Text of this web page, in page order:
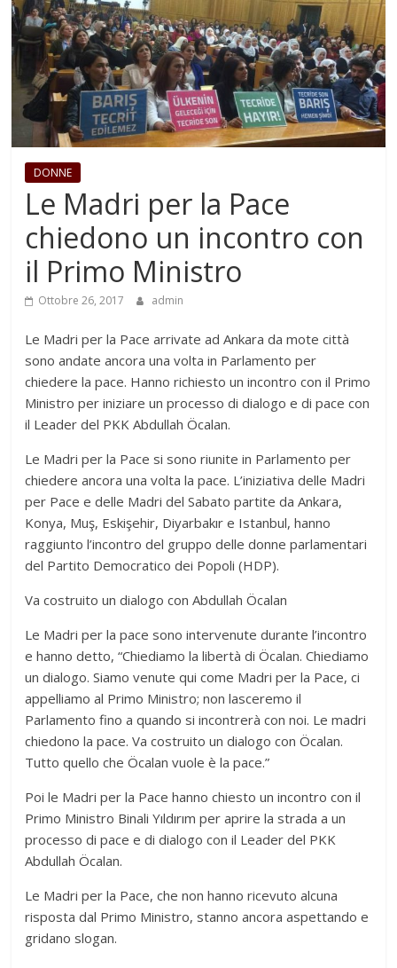
DONNE
Le Madri per la Pace
chiedono un incontro con
il Primo Ministro
Ottobre 26, 2017 admin
Le Madri per la Pace arrivate ad Ankara da mote città
sono andate ancora una volta in Parlamento per
chiedere la pace. Hanno richiesto un incontro con il Primo
Ministro per iniziare un processo di dialogo e di pace con
il Leader del PKK Abdullah Öcalan.
Le Madri per la Pace si sono riunite in Parlamento per
chiedere ancora una volta la pace. L’iniziativa delle Madri
per Pace e delle Madri del Sabato partite da Ankara,
Konya, Muş, Eskişehir, Diyarbakır e Istanbul, hanno
raggiunto l’incontro del gruppo delle donne parlamentari
del Partito Democratico dei Popoli (HDP).
Va costruito un dialogo con Abdullah Öcalan
Le Madri per la pace sono intervenute durante l’incontro
e hanno detto, “Chiediamo la libertà di Öcalan. Chiediamo
un dialogo. Siamo venute qui come Madri per la Pace, ci
appelliamo al Primo Ministro; non lasceremo il
Parlamento fino a quando si incontrerà con noi. Le madri
chiedono la pace. Va costruito un dialogo con Öcalan.
Tutto quello che Öcalan vuole è la pace.”
Poi le Madri per la Pace hanno chiesto un incontro con il
Primo Ministro Binali Yıldırım per aprire la strada a un
processo di pace e di dialogo con il Leader del PKK
Abdullah Öcalan.
Le Madri per la Pace, che non hanno ricevuto alcuna
risposta dal Primo Ministro, stanno ancora aspettando e
gridano slogan.